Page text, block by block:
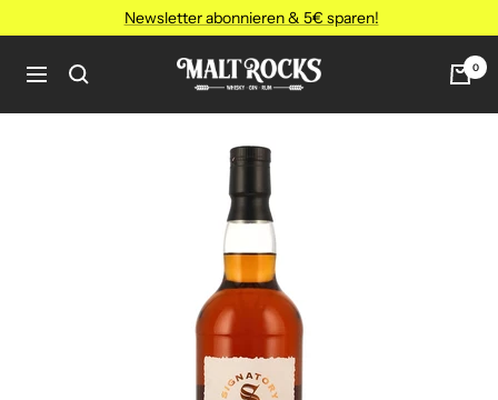
zum
Inhalt
Newsletter abonnieren & 5€ sparen!
Navigation
MALT
ROCKS
0